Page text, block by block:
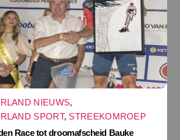
NIEUWS,
SPORT, STREEKOMROEP
Race tot droomafscheid Bauke